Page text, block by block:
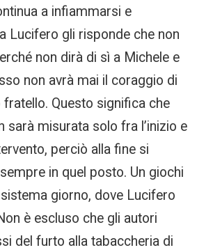
a infiammarsi e
Lucifero gli risponde che non
non dirà di sì a Michele e
non avrà mai il coraggio di
fratello. Questo significa che
sarà misurata solo fra l’inizio e
perciò alla fine si
in quel posto. Un giochi
giorno, dove Lucifero
è escluso che gli autori
del furto alla tabaccheria di